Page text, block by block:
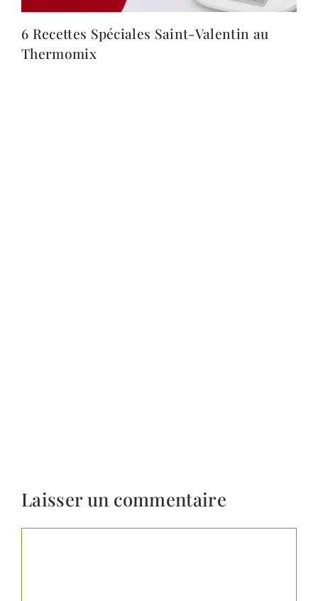
6 Recettes Spéciales Saint-Valentin au
Thermomix
Laisser un commentaire